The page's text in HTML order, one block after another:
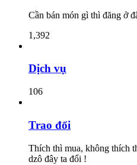
Cần bán món gì thì đăng ở
1,392
Dịch vụ
106
Trao đổi
Thích thì mua, không thích
dzô đây ta đổi !